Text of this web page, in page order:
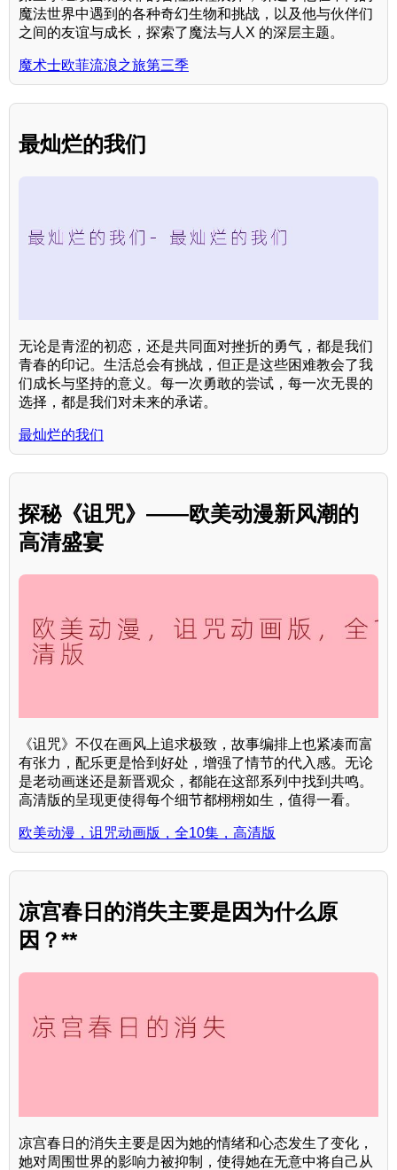
魔法世界中遇到的各种奇幻生物和挑战，以及他与伙伴们
之间的友谊与成长，探索了魔法与人X 的深层主题。
魔术士欧菲流浪之旅第三季
最灿烂的我们
无论是青涩的初恋，还是共同面对挫折的勇气，都是我们
青春的印记。生活总会有挑战，但正是这些困难教会了我
们成长与坚持的意义。每一次勇敢的尝试，每一次无畏的
选择，都是我们对未来的承诺。
最灿烂的我们
探秘《诅咒》——欧美动漫新风潮的
高清盛宴
《诅咒》不仅在画风上追求极致，故事编排上也紧凑而富
有张力，配乐更是恰到好处，增强了情节的代入感。无论
是老动画迷还是新晋观众，都能在这部系列中找到共鸣。
高清版的呈现更使得每个细节都栩栩如生，值得一看。
欧美动漫，诅咒动画版，全10集，高清版
凉宫春日的消失主要是因为什么原
因？**
凉宫春日的消失主要是因为她的情绪和心态发生了变化，
她对周围世界的影响力被抑制，使得她在无意中将自己从